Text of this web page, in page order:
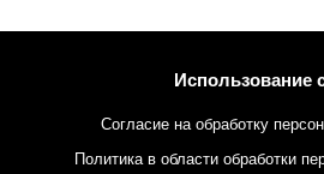
Использование
Согласие на обработку
Политика в области обработки